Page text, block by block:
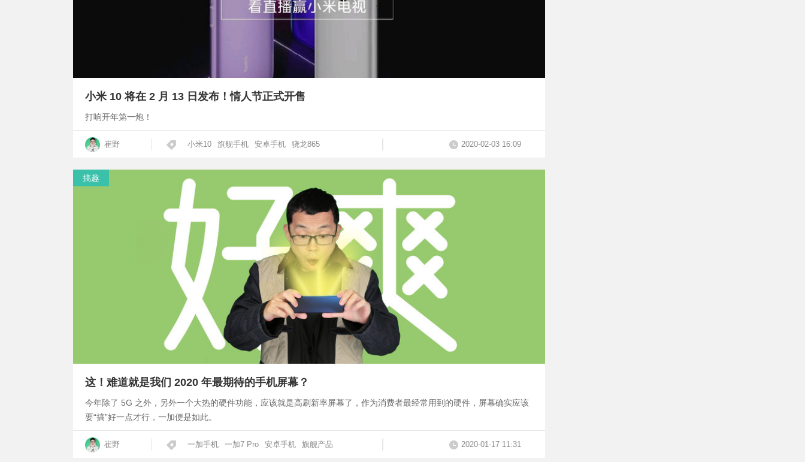
小米 10 将在 2 月 13 日发布！情人节正式开售
打响开年第一炮！
崔野 小米10 旗舰手机 安卓手机 骁龙865 2020-02-03 16:09
搞趣
这！难道就是我们 2020 年最期待的手机屏幕？
今年除了 5G 之外，另外一个大热的硬件功能，应该就是高刷新率屏幕了，作为消费者最经常用到的硬件，屏幕确实应该
要“搞”好一点才行，一加便是如此。
崔野 一加手机 一加7 Pro 安卓手机 旗舰产品 2020-01-17 11:31